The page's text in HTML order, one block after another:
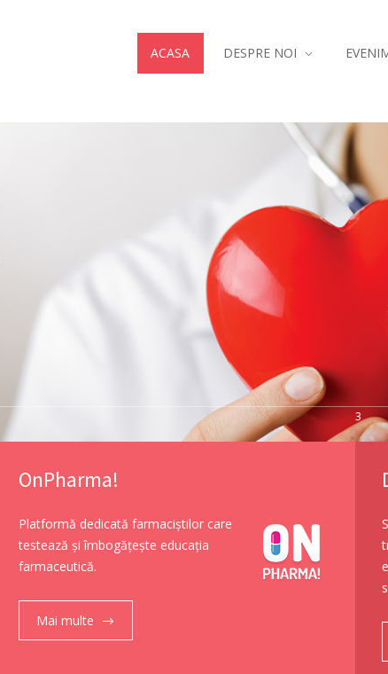
ACASA DESPRE NOI
3
OnPharma!
Platformă dedicată farmaciştilor care
testează şi îmbogăţeşte educaţia
farmaceutică.
Mai multe